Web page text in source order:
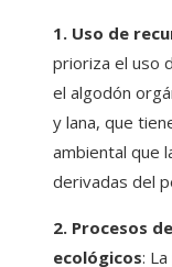
1. Uso de
prioriza el uso
el algodón
y lana, que
ambiental que
derivadas del
2. Procesos
ecológicos: